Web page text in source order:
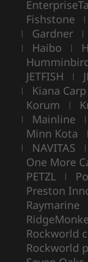
Fishstone |
| Gardner |
| Haibo |
JETFISH |
| Kiana Carp
Korum |
| Mainline |
Minn Kota |
| NAVITAS |
One More
PETZL |
Preston
Raymarine
Rockworld c
Rockworld p